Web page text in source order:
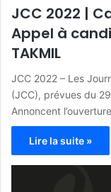
JCC 2022 |
Appel à
TAKMIL
JCC 2022 – Les
(JCC), prévues du
Annoncent
Lire la suite »